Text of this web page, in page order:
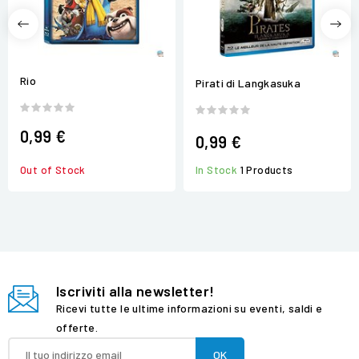
Rio
0,99 €
Out of Stock
Pirati di Langkasuka
0,99 €
In Stock 1 Products
Iscriviti alla newsletter!
Ricevi tutte le ultime informazioni su eventi, saldi e
offerte.